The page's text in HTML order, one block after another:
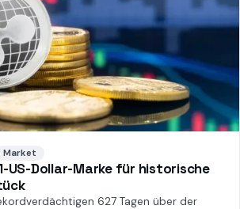
Market
US-Dollar-Marke für historische
627 Tagen über der